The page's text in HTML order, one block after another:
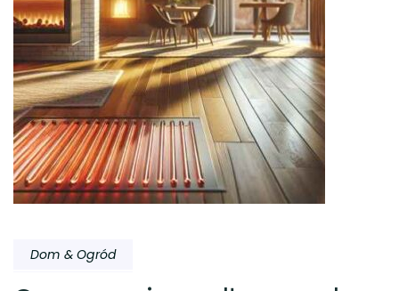
Dom & Ogród